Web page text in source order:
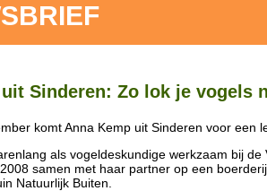
Sinderen: Zo lok je vogels
komt Anna Kemp uit Sinderen voor een
als vogeldeskundige werkzaam bij de
samen met haar partner op een
Natuurlijk Buiten.